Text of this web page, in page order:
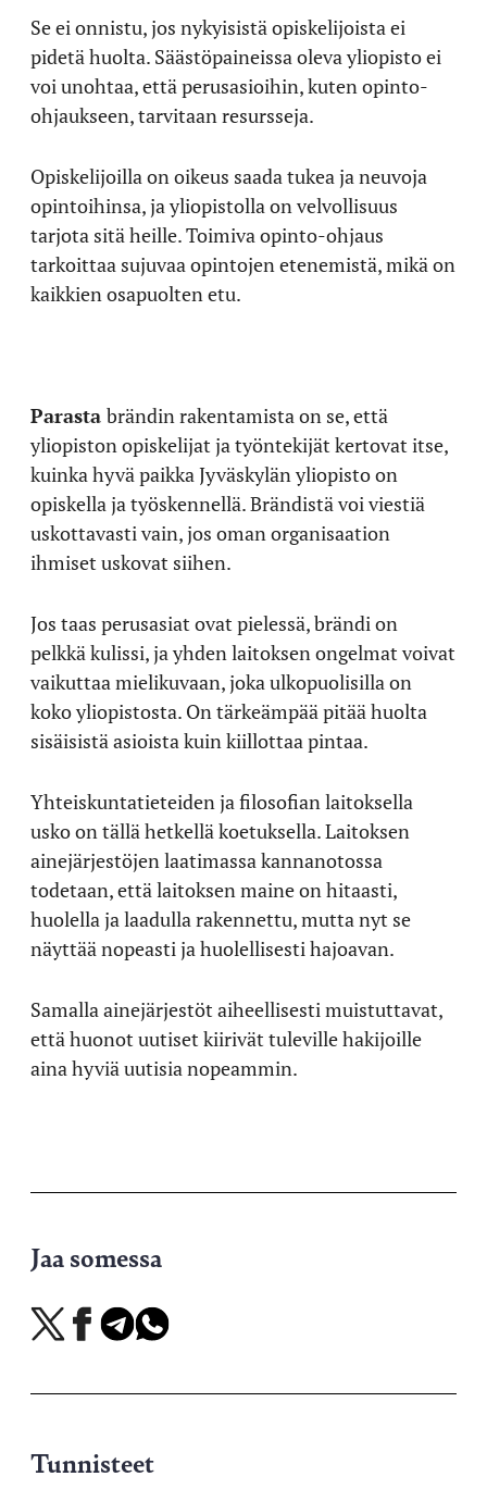
Se ei onnistu, jos nykyisistä opiskelijoista ei
pidetä huolta. Säästöpaineissa oleva yliopisto ei
voi unohtaa, että perusasioihin, kuten opinto-
ohjaukseen, tarvitaan resursseja.
Opiskelijoilla on oikeus saada tukea ja neuvoja
opintoihinsa, ja yliopistolla on velvollisuus
tarjota sitä heille. Toimiva opinto-ohjaus
tarkoittaa sujuvaa opintojen etenemistä, mikä on
kaikkien osapuolten etu.
Parasta brändin rakentamista on se, että
yliopiston opiskelijat ja työntekijät kertovat itse,
kuinka hyvä paikka Jyväskylän yliopisto on
opiskella ja työskennellä. Brändistä voi viestiä
uskottavasti vain, jos oman organisaation
ihmiset uskovat siihen.
Jos taas perusasiat ovat pielessä, brändi on
pelkkä kulissi, ja yhden laitoksen ongelmat voivat
vaikuttaa mielikuvaan, joka ulkopuolisilla on
koko yliopistosta. On tärkeämpää pitää huolta
sisäisistä asioista kuin kiillottaa pintaa.
Yhteiskuntatieteiden ja filosofian laitoksella
usko on tällä hetkellä koetuksella. Laitoksen
ainejärjestöjen laatimassa kannanotossa
todetaan, että laitoksen maine on hitaasti,
huolella ja laadulla rakennettu, mutta nyt se
näyttää nopeasti ja huolellisesti hajoavan.
Samalla ainejärjestöt aiheellisesti muistuttavat,
että huonot uutiset kiirivät tuleville hakijoille
aina hyviä uutisia nopeammin.
Jaa somessa
Jaa
X-
Jaa
Facebookissa
Jaa
Telegramissa
Jaa
WhatsAppissa
Tunnisteet